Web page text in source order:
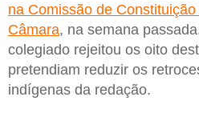
na Comissão de
Câmara, na semana
colegiado rejeitou os oito
pretendiam reduzir os
indígenas da redação.